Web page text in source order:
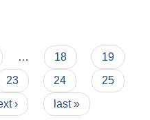
… 18
19
23 24
25
› last »